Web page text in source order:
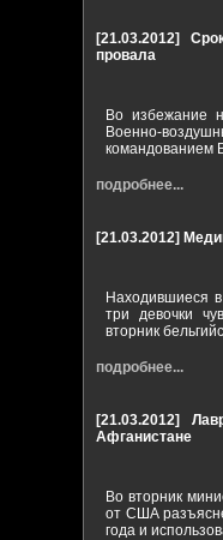
[21.03.2012]
провала
Во избежание
Военно-
командованием
подробнее...
[21.03.2012]
Находившиеся
три девочки
вторник
подробнее...
[21.03.2012]
Афганистане
Во вторник
от США
года и